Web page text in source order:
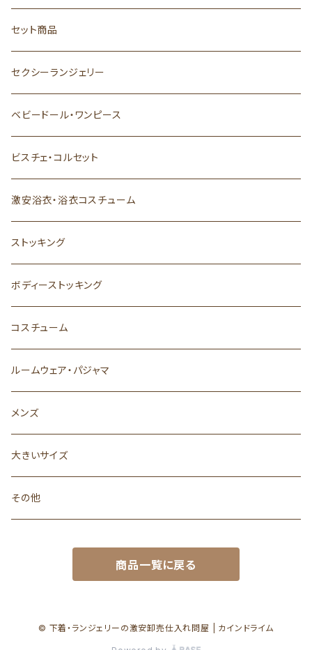
セット商品
セクシーランジェリー
ベビードール・ワンピース
ビスチェ・コルセット
激安浴衣・浴衣コスチューム
ストッキング
ボディーストッキング
コスチューム
ルームウェア・パジャマ
メンズ
大きいサイズ
その他
商品一覧に戻る
© 下着・ランジェリーの激安卸売仕入れ問屋 | カインドライム